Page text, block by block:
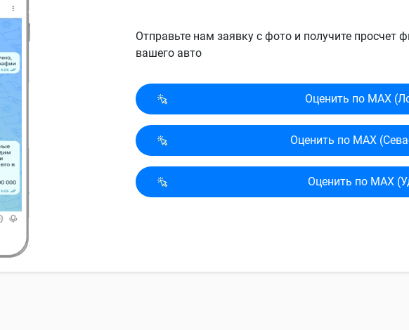
Отправьте нам заявку с фото и получите просчет
вашего авто
Оценить по MAX
Оценить по MAX
Оценить по MAX